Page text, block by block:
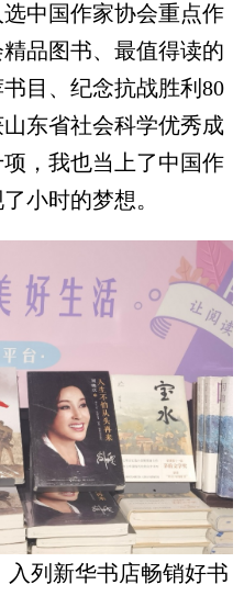
中国作家协会重点作
品图书、最值得读的
目、纪念抗战胜利80
东省社会科学优秀成
，我也当上了中国作
小时的梦想。
列新华书店畅销好书